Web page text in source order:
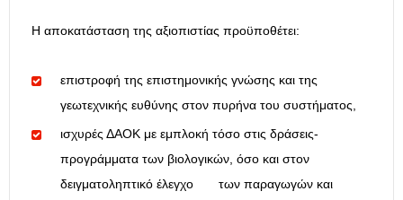
Η αποκατάσταση της αξιοπιστίας προϋποθέτει:
επιστροφή της επιστημονικής γνώσης και της
γεωτεχνικής ευθύνης στον πυρήνα του συστήματος,
ισχυρές ΔΑΟΚ με εμπλοκή τόσο στις δράσεις-
προγράμματα των βιολογικών, όσο και στον
δειγματοληπτικό έλεγχο των παραγωγών και